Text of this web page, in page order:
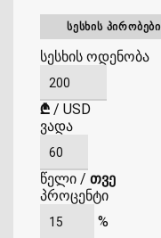
ᲡᲔᲡᲮᲘᲡ ᲞᲘᲠᲝᲑᲔᲑᲘ
სესხის ოდენობა
₾ / USD
ვადა
წელი / თვე
პროცენტი
%